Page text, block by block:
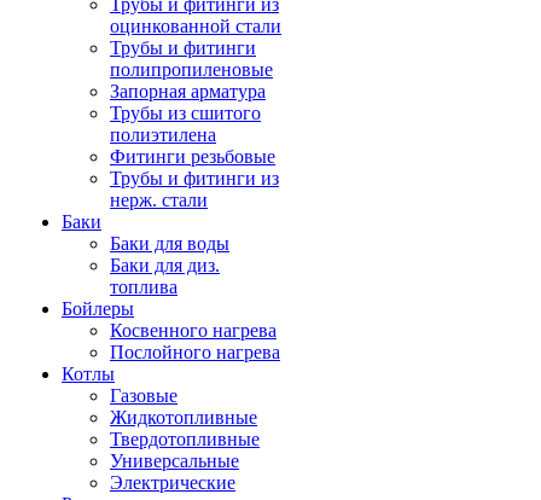
Трубы и фитинги из
оцинкованной стали
Трубы и фитинги
полипропиленовые
Запорная арматура
Трубы из сшитого
полиэтилена
Фитинги резьбовые
Трубы и фитинги из
нерж. стали
Баки
Баки для воды
Баки для диз.
топлива
Бойлеры
Косвенного нагрева
Послойного нагрева
Котлы
Газовые
Жидкотопливные
Твердотопливные
Универсальные
Электрические